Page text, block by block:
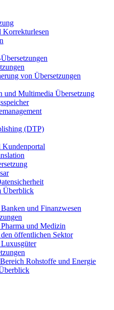
Korrekturlesen
von Übersetzungen
und Multimedia Übersetzung
(DTP)
Kundenportal
Überblick
und Finanzwesen
und Medizin
öffentlichen Sektor
Rohstoffe und Energie